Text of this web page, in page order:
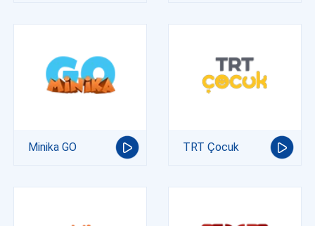
Minika GO TRT Çocuk